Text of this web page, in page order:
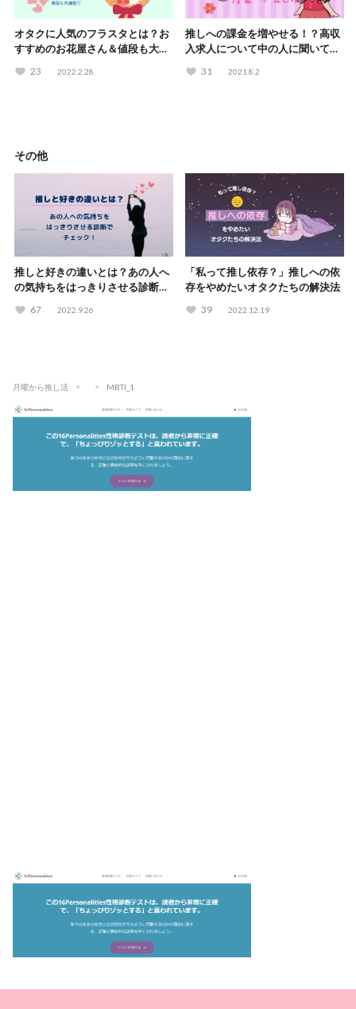
オタクに人気のフラスタとは？お
すすめのお花屋さん＆値段も大調
23 2022.2.28
推しへの課金を増やせる！？高収
入求人について中の人に聞いてみ
× 月曜から推し活】
31 2021.8.2
その他
推しと好きの違いとは？あの人へ
の気持ちをはっきりさせる診断で
67 2022.9.26
「私って推し依存？」推しへの依
存をやめたいオタクたちの解決法
39 2022.12.19
月曜から推し活 MBTI_1